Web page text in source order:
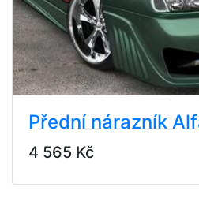
Přední nárazník
4 565 Kč